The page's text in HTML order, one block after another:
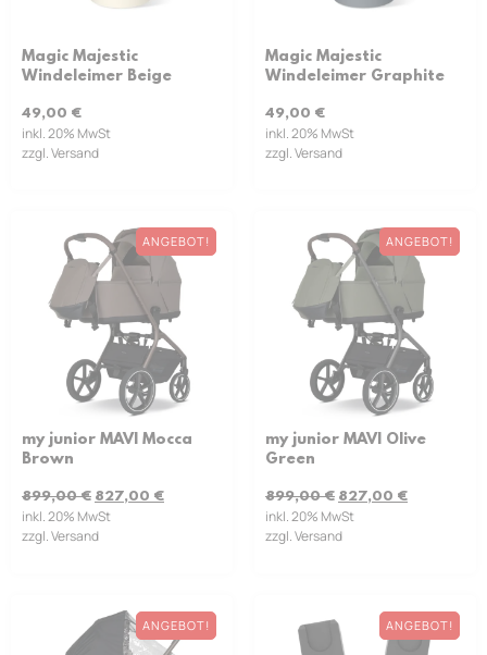
Magic Majestic
Windeleimer Beige
49,00 €
inkl. 20% MwSt
zzgl. Versand
Magic Majestic
Windeleimer Graphite
49,00 €
inkl. 20% MwSt
zzgl. Versand
ANGEBOT!
my junior MAVI Mocca
Brown
899,00€ 827,00 €
inkl. 20% MwSt
zzgl. Versand
ANGEBOT!
my junior MAVI Olive
Green
899,00€ 827,00 €
inkl. 20% MwSt
zzgl. Versand
ANGEBOT! ANGEBOT!